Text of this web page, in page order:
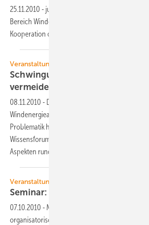
25.11.2010 - juwi und General Electric arbeiten
Bereich Windenergieanlagen (WEA) zusammen.
Kooperation offiziell mit einem Vertrag besiegelt
Veranstaltung
Schwingungen von
vermeiden
08.11.2010 - Die 2. VDI-Fachtagung
Windenergieanlagen" am 8. und 9. Februar 2011
Problematik hochdynamischer Belastungen auf.
Wissensforum lädt Fachleute dazu ein, sich zu
Aspekten rund um das Thema Schwingungen
Veranstaltung
Seminar: Bonus-Malus für
07.10.2010 - Mit dem EEG 2009 haben sich die
organisatorischen Anforderungen für den